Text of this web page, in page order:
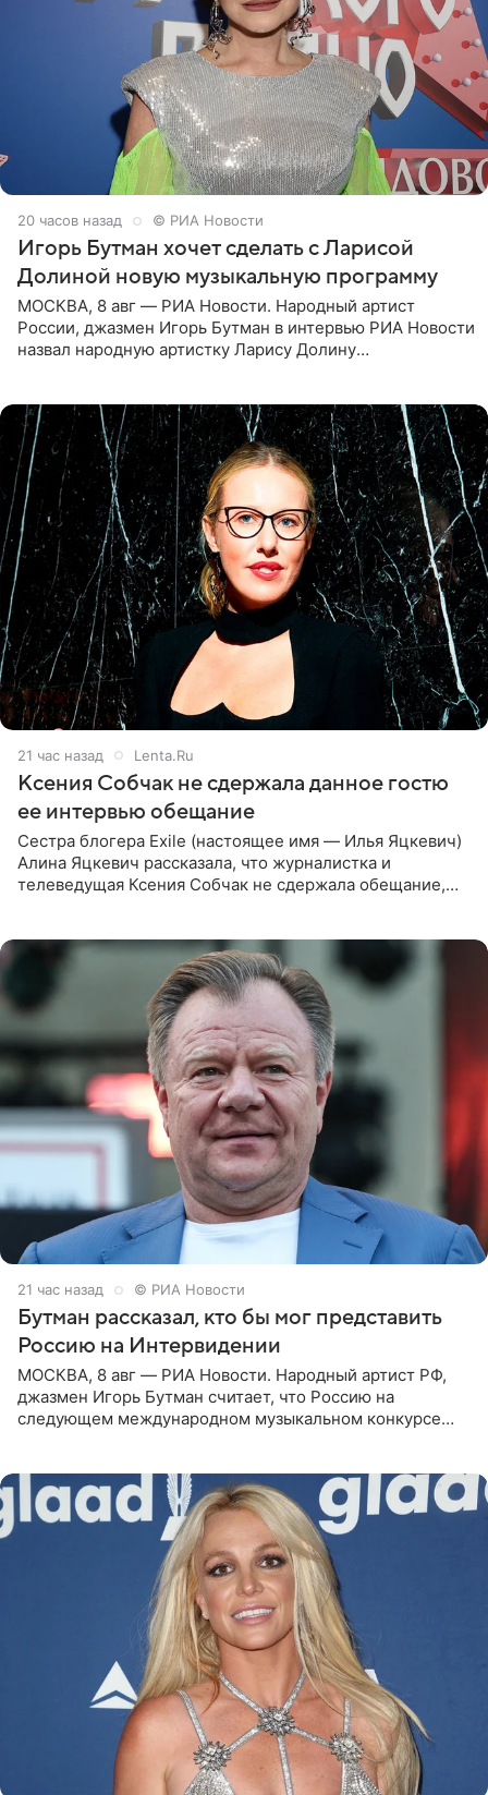
20 часов назад © РИА Новости
Игорь Бутман хочет сделать с Ларисой
Долиной новую музыкальную программу
МОСКВА, 8 авг — РИА Новости. Народный артист
России, джазмен Игорь Бутман в интервью РИА Новости
назвал народную артистку Ларису Долину
21 час назад Lenta.Ru
Ксения Собчак не сдержала данное гостю
ее интервью обещание
Сестра блогера Exile (настоящее имя — Илья Яцкевич)
Алина Яцкевич рассказала, что журналистка и
телеведущая Ксения Собчак не сдержала обещание,
21 час назад © РИА Новости
Бутман рассказал, кто бы мог представить
Россию на Интервидении
МОСКВА, 8 авг — РИА Новости. Народный артист РФ,
джазмен Игорь Бутман считает, что Россию на
следующем международном музыкальном конкурсе